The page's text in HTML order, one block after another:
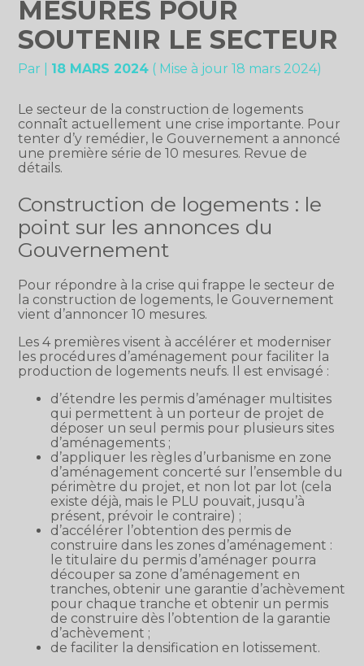
MESURES POUR
SOUTENIR LE SECTEUR
Par 18 MARS 2024 ( Mise à jour 18 mars 2024)
Le secteur de la construction de logements
connaît actuellement une crise importante. Pour
tenter d’y remédier, le Gouvernement a annoncé
une première série de 10 mesures. Revue de
détails.
Construction de logements : le
point sur les annonces du
Gouvernement
Pour répondre à la crise qui frappe le secteur de
la construction de logements, le Gouvernement
vient d’annoncer 10 mesures.
Les 4 premières visent à accélérer et moderniser
les procédures d’aménagement pour faciliter la
production de logements neufs. Il est envisagé :
d’étendre les permis d’aménager multisites
qui permettent à un porteur de projet de
déposer un seul permis pour plusieurs sites
d’aménagements ;
d’appliquer les règles d’urbanisme en zone
d’aménagement concerté sur l’ensemble du
périmètre du projet, et non lot par lot (cela
existe déjà, mais le PLU pouvait, jusqu’à
présent, prévoir le contraire) ;
d’accélérer l’obtention des permis de
construire dans les zones d’aménagement :
le titulaire du permis d’aménager pourra
découper sa zone d’aménagement en
tranches, obtenir une garantie d’achèvement
pour chaque tranche et obtenir un permis
de construire dès l’obtention de la garantie
d’achèvement ;
de faciliter la densification en lotissement.